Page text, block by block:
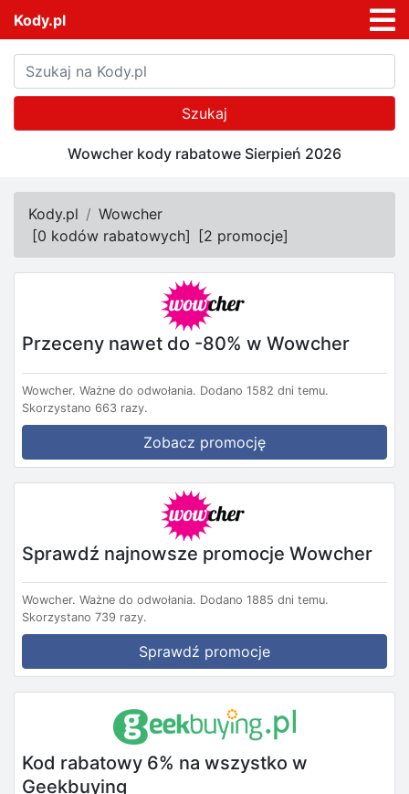
Kody.pl
Szukaj
Wowcher kody rabatowe Sierpień 2026
Kody.pl
Wowcher
[0 kodów rabatowych] [2 promocje]
Przeceny nawet do -80% w Wowcher
Wowcher. Ważne do odwołania. Dodano 1582 dni temu.
Skorzystano 663 razy.
Zobacz promocję
Sprawdź najnowsze promocje Wowcher
Wowcher. Ważne do odwołania. Dodano 1885 dni temu.
Skorzystano 739 razy.
Sprawdź promocje
Kod rabatowy 6% na wszystko w
Geekbuying